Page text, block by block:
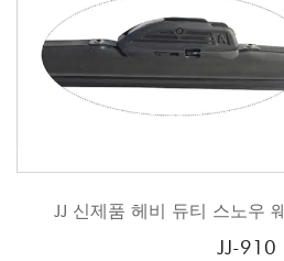
듀티 스노우 웨더 와이퍼 블레이드